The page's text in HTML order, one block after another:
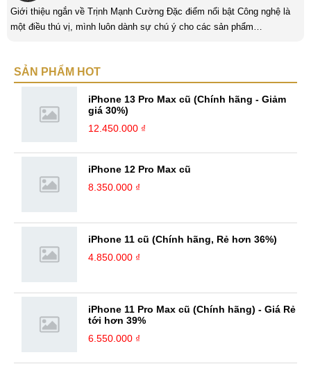
Giới thiệu ngắn về Trịnh Mạnh Cường Đặc điểm nổi bật Công nghệ là
một điều thú vị, mình luôn dành sự chú ý cho các sản phẩm
hiểu biết mới mẻ và thú vị. Tinh thần tự giác và sự chuyên nghiệp là
SẢN PHẨM HOT
iPhone 13 Pro Max cũ (Chính hãng - Giảm
giá 30%)
12.450.000 ₫
iPhone 12 Pro Max cũ
8.350.000 ₫
iPhone 11 cũ (Chính hãng, Rẻ hơn 36%)
4.850.000 ₫
iPhone 11 Pro Max cũ (Chính hãng) - Giá Rẻ
tới hơn 39%
6.550.000 ₫